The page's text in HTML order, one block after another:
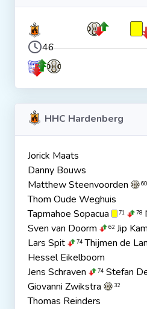
46
HHC Hardenberg
Jorick Maats
Danny Bouws
Matthew Steenvoorden
60
Thom Oude Weghuis
Tapmahoe Sopacua
71 78
Sven van Doorm
62 Jip
Lars Spit
74 Thijmen de
Hessel Eikelboom
Jens Schraven
74 Stefan
Giovanni Zwikstra
32
Thomas Reinders